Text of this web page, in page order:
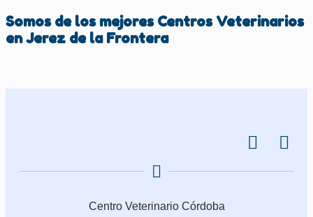
Somos de los mejores Centros Veterinarios
enJerez de la Frontera
Centro Veterinario Córdoba